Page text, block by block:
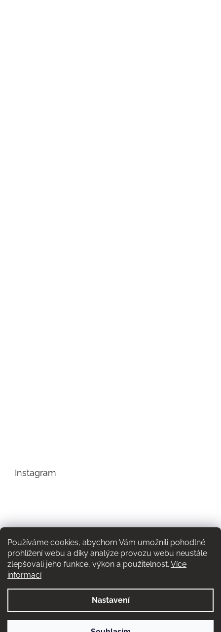
Používáme cookies, abychom Vám umožnili pohodlné
prohlížení webu a díky analýze provozu webu neustále
zlepšovali jeho funkce, výkon a použitelnost. Více
informací
Nastavení
Instagram
Sledovat na Instagramu